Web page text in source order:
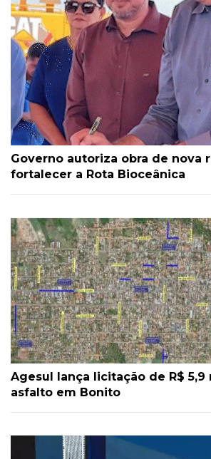
Governo autoriza obra de nova
fortalecer a Rota Bioceânica
Agesul lança licitação de R$ 5,9
asfalto em Bonito